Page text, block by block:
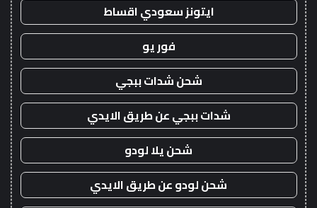
ايتونز سعودي اقساط
فور يو
شحن شدات ببجي
شدات ببجي عن طريق الايدي
شحن يلا لودو
شحن لودو عن طريق الايدي